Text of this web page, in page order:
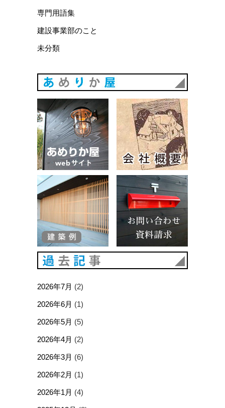
専門用語集
建設事業部のこと
未分類
あめりか屋WEBサイト
2026年7月 (2)
2026年6月 (1)
2026年5月 (5)
2026年4月 (2)
2026年3月 (6)
2026年2月 (1)
2026年1月 (4)